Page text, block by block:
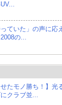
っていた」の声に応え
の...
せたモノ勝ち！】光
クラブ並...